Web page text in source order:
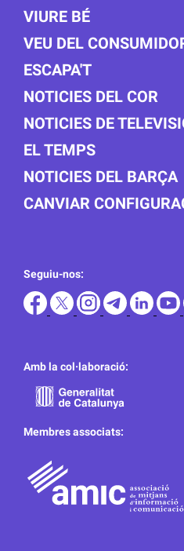
VIURE BÉ
VEU DEL
ESCAPA'T
NOTICIES DEL COR
NOTICIES DE
EL TEMPS
NOTICIES DEL BARÇA
CANVIAR
Seguiu-nos:
Amb la col·laboració:
Membres associats: